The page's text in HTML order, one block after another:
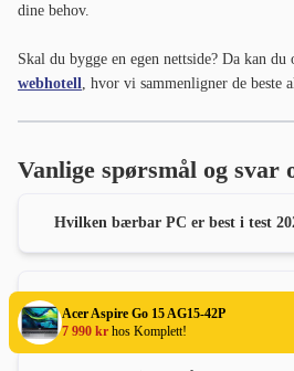
Acer Aspire Go 15 AG15-42P
7 990 kr hos Komplett!
dine behov.
Skal du bygge en egen nettside? Da kan du
webhotell , hvor vi sammenligner de beste
Vanlige spørsmål og svar
Hvilken bærbar PC er best i test